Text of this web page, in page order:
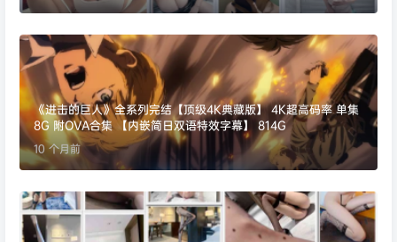
《进击的巨人》全系列完结【顶级4K典藏版】 4K超高码率 单集
8G 附OVA合集 【内嵌简日双语特效字幕】 814G
10 个月前